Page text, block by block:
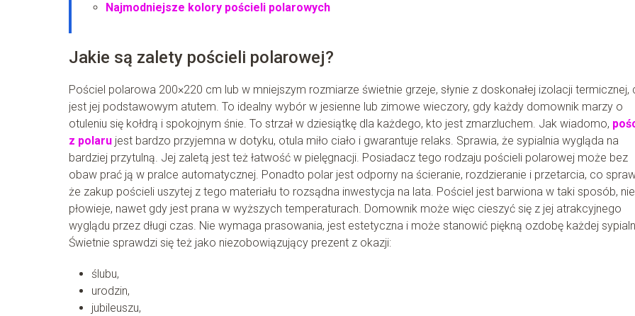
Najmodniejsze kolory pościeli polarowych
Jakie są zalety pościeli polarowej?
Pościel polarowa 200×220 cm lub w mniejszym rozmiarze świetnie grzeje, słynie z doskonałej izolacji termicznej,
jest jej podstawowym atutem. To idealny wybór w jesienne lub zimowe wieczory, gdy każdy domownik marzy o
otuleniu się kołdrą i spokojnym śnie. To strzał w dziesiątkę dla każdego, kto jest zmarzluchem. Jak wiadomo,
z polaru jest bardzo przyjemna w dotyku, otula miło ciało i gwarantuje relaks. Sprawia, że sypialnia wygląda na
bardziej przytulną. Jej zaletą jest też łatwość w pielęgnacji. Posiadacz tego rodzaju pościeli polarowej może bez
obaw prać ją w pralce automatycznej. Ponadto polar jest odporny na ścieranie, rozdzieranie i przetarcia, co
że zakup pościeli uszytej z tego materiału to rozsądna inwestycja na lata. Pościel jest barwiona w taki sposób, nie
płowieje, nawet gdy jest prana w wyższych temperaturach. Domownik może więc cieszyć się z jej atrakcyjnego
wyglądu przez długi czas. Nie wymaga prasowania, jest estetyczna i może stanowić piękną ozdobę każdej
Świetnie sprawdzi się też jako niezobowiązujący prezent z okazji:
ślubu,
urodzin,
jubileuszu,